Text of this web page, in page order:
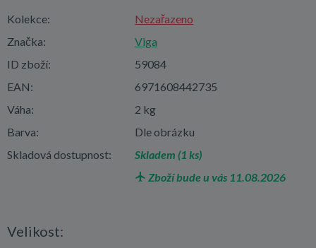
Kolekce:
Nezařazeno
Značka:
Viga
ID zboží:
59084
EAN:
6971608442735
Váha:
2 kg
Barva:
Dle obrázku
Skladová dostupnost:
Skladem (1 ks)
Zboží bude u vás 11.08.2026
Velikost: